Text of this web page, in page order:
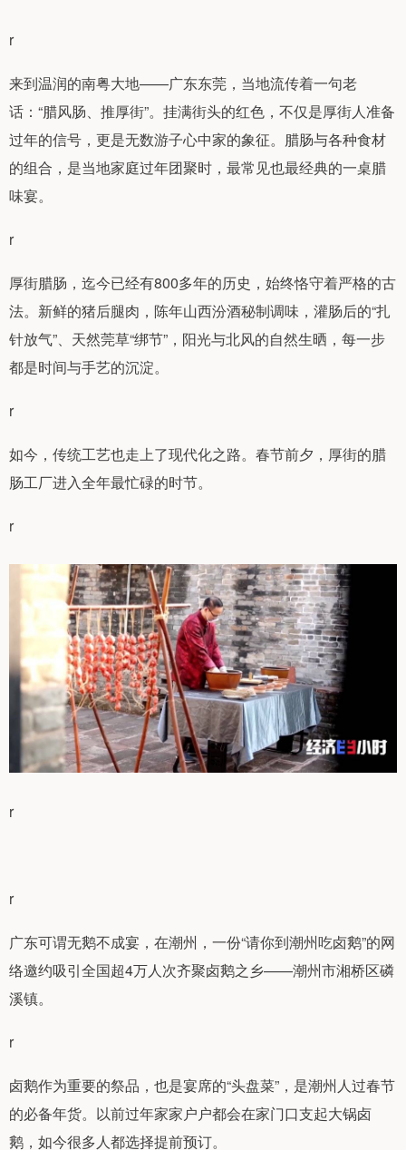
r
来到温润的南粤大地——广东东莞，当地流传着一句老
话：“腊风肠、推厚街”。挂满街头的红色，不仅是厚街人准备
过年的信号，更是无数游子心中家的象征。腊肠与各种食材
的组合，是当地家庭过年团聚时，最常见也最经典的一桌腊
味宴。
r
厚街腊肠，迄今已经有800多年的历史，始终恪守着严格的古
法。新鲜的猪后腿肉，陈年山西汾酒秘制调味，灌肠后的“扎
针放气”、天然莞草“绑节”，阳光与北风的自然生晒，每一步
都是时间与手艺的沉淀。
r
如今，传统工艺也走上了现代化之路。春节前夕，厚街的腊
肠工厂进入全年最忙碌的时节。
r
r
r
广东可谓无鹅不成宴，在潮州，一份“请你到潮州吃卤鹅”的网
络邀约吸引全国超4万人次齐聚卤鹅之乡——潮州市湘桥区磷
溪镇。
r
卤鹅作为重要的祭品，也是宴席的“头盘菜”，是潮州人过春节
的必备年货。以前过年家家户户都会在家门口支起大锅卤
鹅，如今很多人都选择提前预订。